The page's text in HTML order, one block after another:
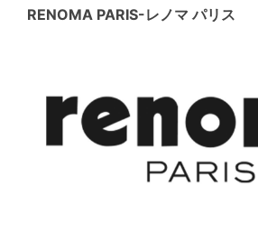
RENOMA PARIS-レノマ パリス